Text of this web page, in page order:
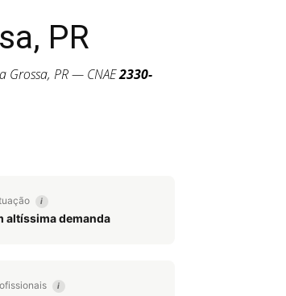
PR
Grossa, PR — CNAE2330-
i
altíssima demanda
i